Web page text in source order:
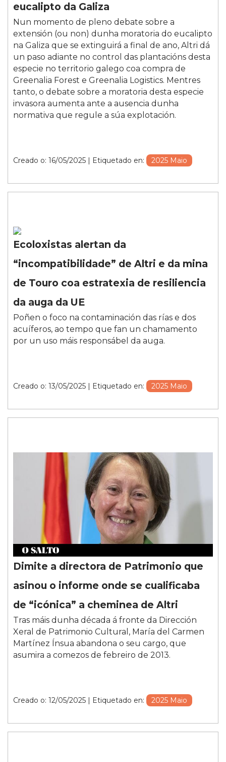
eucalipto da Galiza
Nun momento de pleno debate sobre a
extensión (ou non) dunha moratoria do eucalipto
na Galiza que se extinguirá a final de ano, Altri dá
un paso adiante no control das plantacións desta
especie no territorio galego coa compra de
Greenalia Forest e Greenalia Logistics. Mentres
tanto, o debate sobre a moratoria desta especie
invasora aumenta ante a ausencia dunha
normativa que regule a súa explotación.
Creado o: 16/05/2025 | Etiquetado en: 2025 Maio
Ecoloxistas alertan da
“incompatibilidade” de Altri e da mina
de Touro coa estratexia de resiliencia
da auga da UE
Poñen o foco na contaminación das rías e dos
acuíferos, ao tempo que fan un chamamento
por un uso máis responsábel da auga.
Creado o: 13/05/2025 | Etiquetado en: 2025 Maio
Dimite a directora de Patrimonio que
asinou o informe onde se cualificaba
de “icónica” a cheminea de Altri
Tras máis dunha década á fronte da Dirección
Xeral de Patrimonio Cultural, María del Carmen
Martínez Ínsua abandona o seu cargo, que
asumira a comezos de febreiro de 2013.
Creado o: 12/05/2025 | Etiquetado en: 2025 Maio